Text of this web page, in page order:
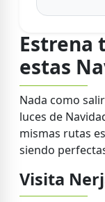
Estrena
estas
Nada como
luces de
mismas rutas
siendo
Visita